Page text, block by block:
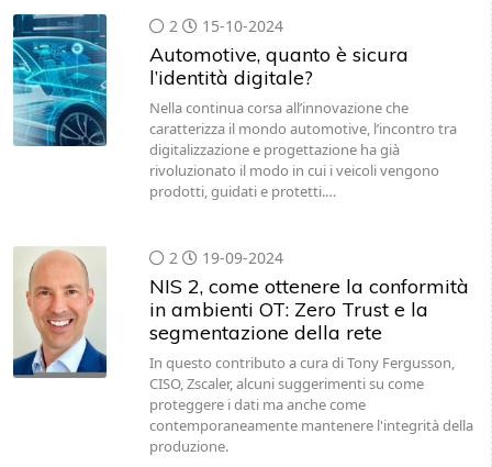
2 15-10-2024
Automotive, quanto è sicura
l’identità digitale?
Nella continua corsa all’innovazione che
caratterizza il mondo automotive, l’incontro tra
digitalizzazione e progettazione ha già
rivoluzionato il modo in cui i veicoli vengono
prodotti, guidati e protetti.…
2 19-09-2024
NIS 2, come ottenere la conformità
in ambienti OT: Zero Trust e la
segmentazione della rete
In questo contributo a cura di Tony Fergusson,
CISO, Zscaler, alcuni suggerimenti su come
proteggere i dati ma anche come
contemporaneamente mantenere l'integrità della
produzione.